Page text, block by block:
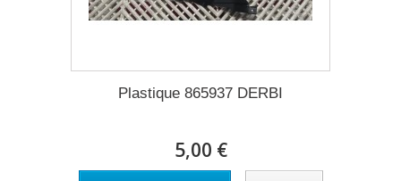
Plastique 865937 DERBI
5,00 €